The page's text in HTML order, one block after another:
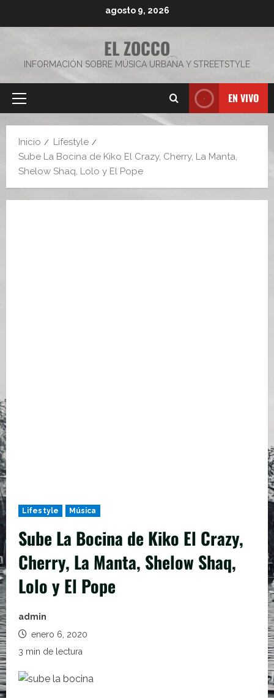
agosto 9, 2026
EL ZOCCO
INFORMACIÓN SOBRE MÚSICA URBANA Y STREETSTYLE
Menú
EN VIVO
Inicio
Lifestyle
Sube La Bocina de Kiko El Crazy, Cherry, La Manta,
Shelow Shaq, Lolo y El Pope
Lifestyle Música
Sube La Bocina de Kiko El Crazy,
Cherry, La Manta, Shelow Shaq,
Lolo y El Pope
admin
enero 6, 2020
3 min de lectura